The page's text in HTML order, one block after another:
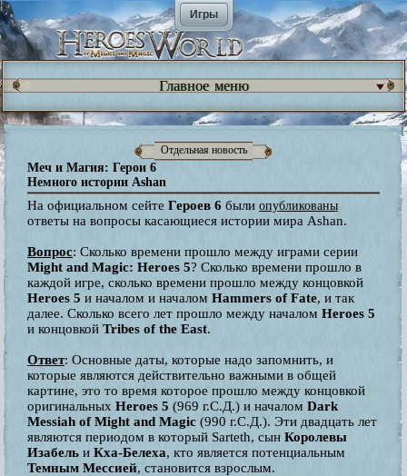
Игры
Главное меню
Отдельная новость
Меч и Магия: Герои 6
Немного истории Ashan
На официальном сейте Героев 6 были опубликованы
ответы на вопросы касающиеся истории мира Ashan.
Вопрос: Сколько времени прошло между играми серии
Might and Magic: Heroes 5? Сколько времени прошло в
каждой игре, сколько времени прошло между концовкой
Heroes 5 и началом и началом Hammers of Fate, и так
далее. Сколько всего лет прошло между началом Heroes 5
и концовкой Tribes of the East.
Ответ: Основные даты, которые надо запомнить, и
которые являются действительно важными в общей
картине, это то время которое прошло между концовкой
оригинальных Heroes 5 (969 г.С.Д.) и началом Dark
Messiah of Might and Magic (990 г.С.Д.). Эти двадцать лет
являются периодом в который Sarteth, сын Королевы
Изабель и Кха-Белеха, кто является потенциальным
Темным Мессией, становится взрослым.